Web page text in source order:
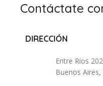
Contáctate
DIRECCIÓN
Entre Rios
Buenos Aires,